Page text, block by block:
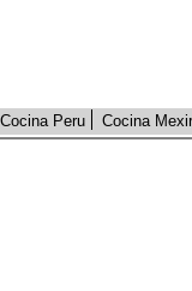
Cocina Peru Cocina